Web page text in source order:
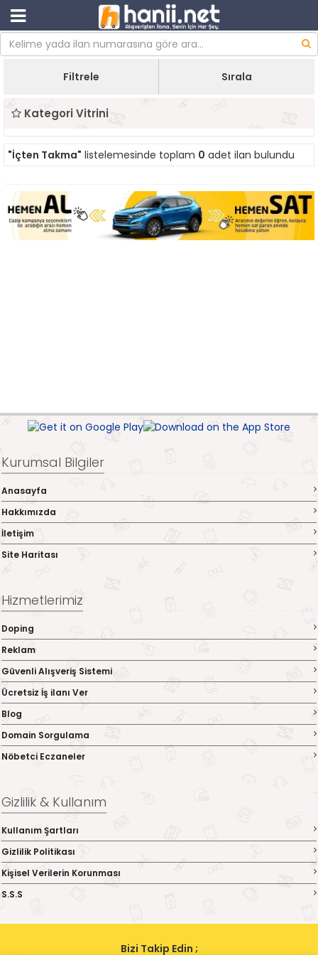
Filtrele Sırala
Kategori Vitrini
"İçten Takma" listelemesinde toplam 0 adet ilan bulundu
Kurumsal Bilgiler
Anasayfa
Hakkımızda
İletişim
Site Haritası
Hizmetlerimiz
Doping
Reklam
Güvenli Alışveriş Sistemi
Ücretsiz İş ilanı Ver
Blog
Domain Sorgulama
Nöbetci Eczaneler
Gizlilik & Kullanım
Kullanım Şartları
Gizlilik Politikası
Kişisel Verilerin Korunması
S.S.S
Bizi Takip Edin ;